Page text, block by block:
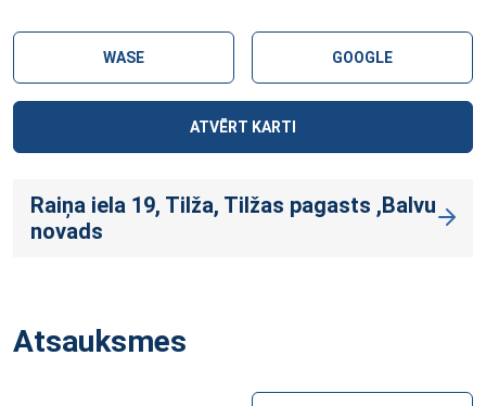
WASE GOOGLE
ATVĒRT KARTI
Raiņa iela 19, Tilža, Tilžas pagasts ,Balvu
novads
Atsauksmes